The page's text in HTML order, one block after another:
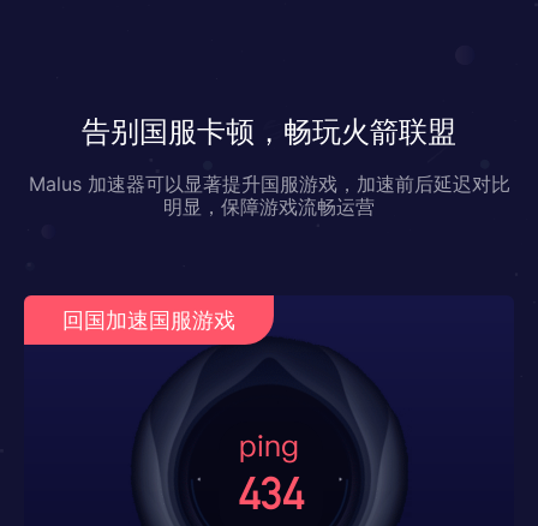
告别国服卡顿，畅玩火箭联盟
Malus 加速器可以显著提升国服游戏，加速前后延迟对比
明显，保障游戏流畅运营
回国加速国服游戏